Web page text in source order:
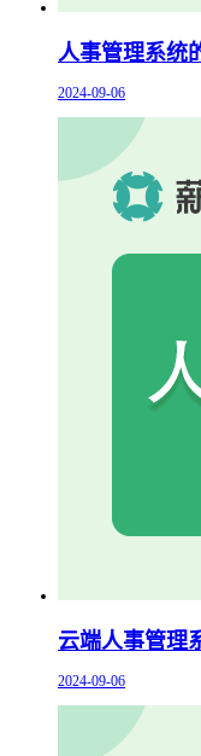
人事管理系统
2024-09-06
云端人事管理
2024-09-06